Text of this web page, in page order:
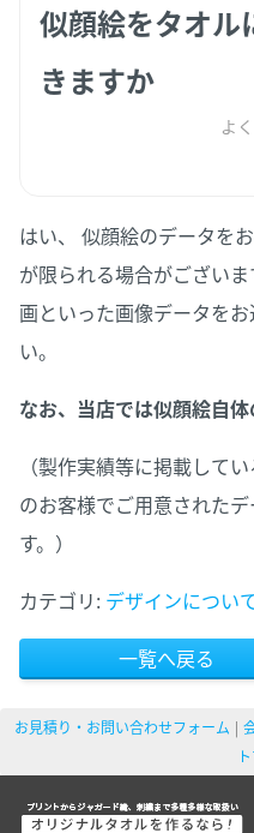
似顔絵をタオル
きますか
よ
はい、 似顔絵のデータを
が限られる場合がござい
画といった画像データを
い。
なお、当店では似顔絵自体
（製作実績等に掲載して
のお客様でご用意された
す。）
カテゴリ: デザインについ
一覧へ戻る
お見積り・お問い合わせフォーム